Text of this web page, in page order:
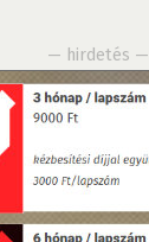
— hirdetés —